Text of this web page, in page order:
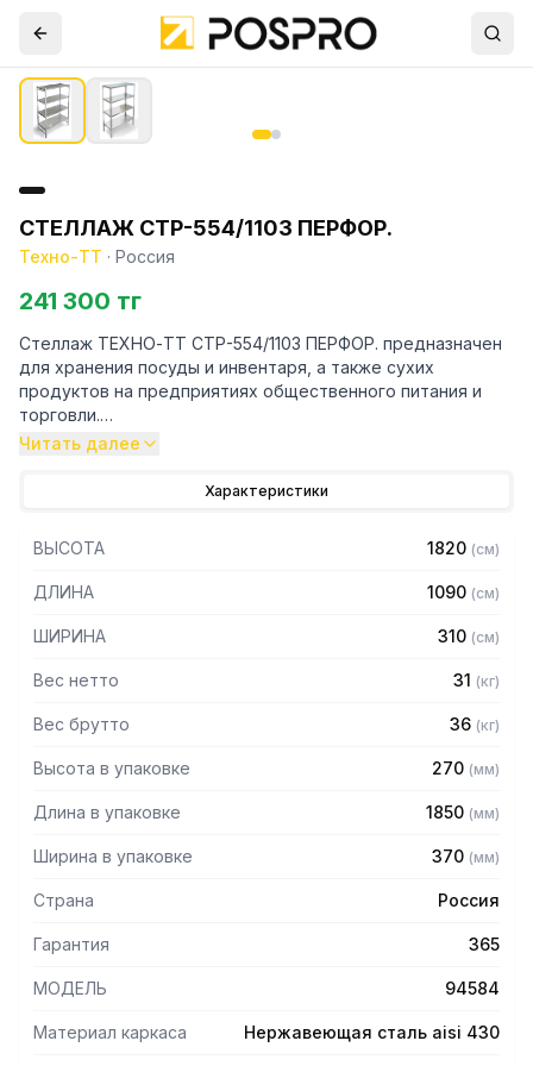
СТЕЛЛАЖ СТР-554/1103 ПЕРФОР.
Техно-ТТ · Россия
241 300 тг
Стеллаж ТЕХНО-ТТ СТР-554/1103 ПЕРФОР. предназначен
для хранения посуды и инвентаря, а также сухих
продуктов на предприятиях общественного питания и
торговли.
430 толщиной 1,2 мм
— Четыре перфорированные полки из нержавеющей
стали марки AISI 430 толщиной 0,8 мм
— Расстояние между полками регулируемое с шагом 120
— Регулируемые опоры
Читать далее
Характеристики
ВЫСОТА 1820 (см)
ДЛИНА 1090 (см)
ШИРИНА 310 (см)
Вес нетто 31 (кг)
Вес брутто 36 (кг)
Высота в упаковке 270 (мм)
Длина в упаковке 1850 (мм)
Ширина в упаковке 370 (мм)
Страна Россия
Гарантия 365
МОДЕЛЬ 94584
Материал каркаса Нержавеющая сталь aisi 430